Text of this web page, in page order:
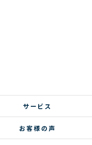
サービス
お客様の声